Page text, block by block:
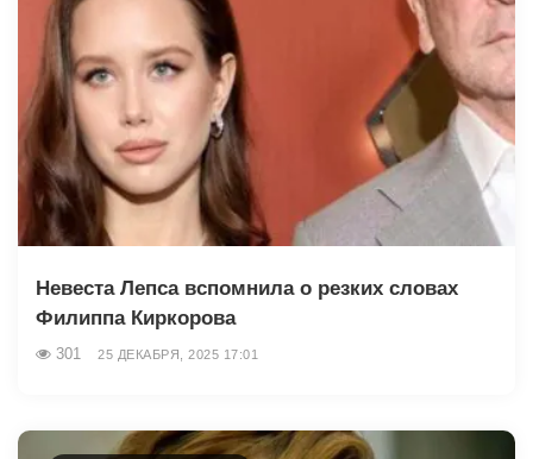
Невеста Лепса вспомнила о резких словах
Филиппа Киркорова
301 25 ДЕКАБРЯ, 2025 17:01